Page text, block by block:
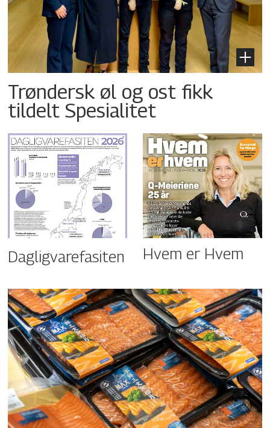
Trøndersk øl og ost fikk
tildelt Spesialitet
Dagligvarefasiten Hvem er Hvem